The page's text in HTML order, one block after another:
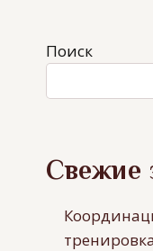
Поиск
Свежие